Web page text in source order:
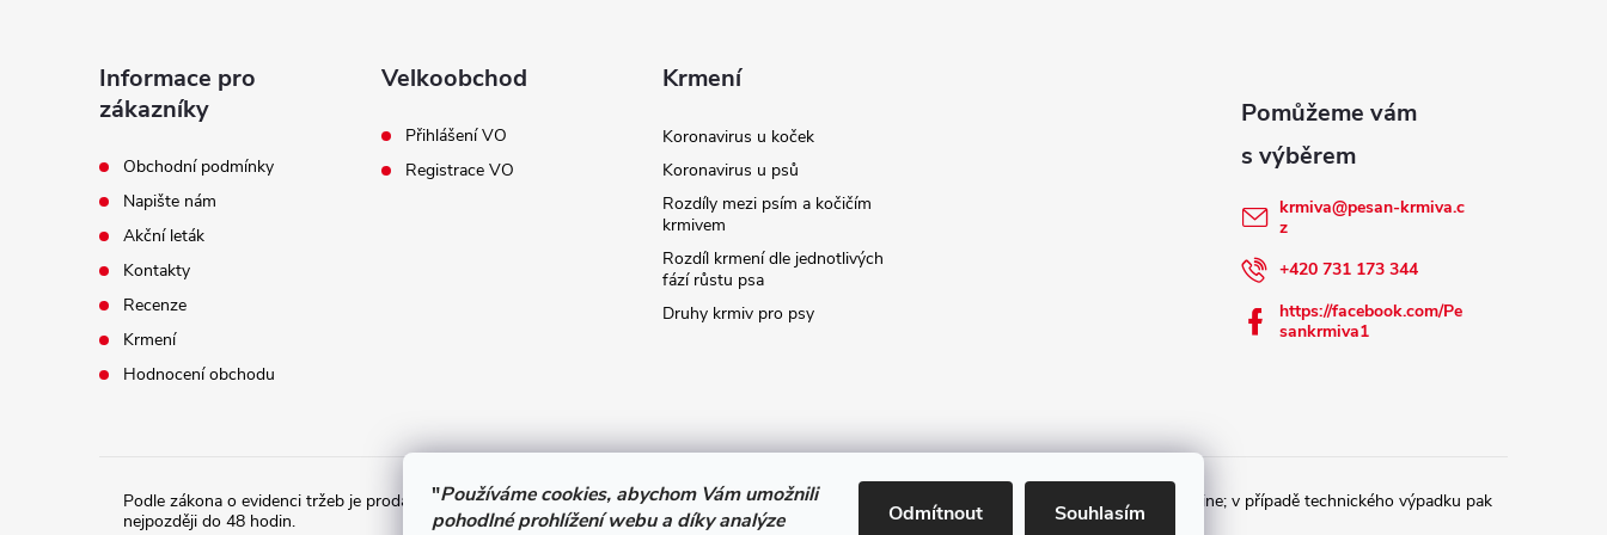
"Používáme cookies, abychom Vám umožnili
pohodlné prohlížení webu a díky analýze
Odmítnout Souhlasím
Informace pro
zákazníky
Obchodní podmínky
Napište nám
Akční leták
Kontakty
Recenze
Krmení
Hodnocení obchodu
Velkoobchod
Přihlášení VO
Registrace VO
Krmení
Koronavirus u koček
Koronavirus u psů
Rozdíly mezi psím a kočičím
krmivem
Rozdíl krmení dle jednotlivých
fází růstu psa
Druhy krmiv pro psy
krmiva@pesan-krmiva.c
z
+420 731 173 344
https://facebook.com/Pe
sankrmiva1
Podle zákona o evidenci tržeb je prodávající povinen vystavit kupujícímu účtenku. Zároveň je povinen zaevidovat přijatou tržbu u správce daně online; v případě technického výpadku pak
nejpozději do 48 hodin.